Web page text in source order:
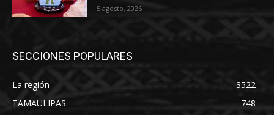
5 agosto, 2026
SECCIONES POPULARES
La región
3522
TAMAULIPAS
748